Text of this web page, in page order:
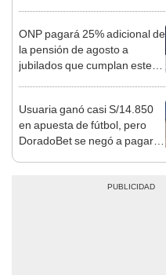
ONP pagará 25% adicional de
la pensión de agosto a
jubilados que cumplan este
Usuaria ganó casi S/14.850
en apuesta de fútbol, pero
DoradoBet se negó a pagar: